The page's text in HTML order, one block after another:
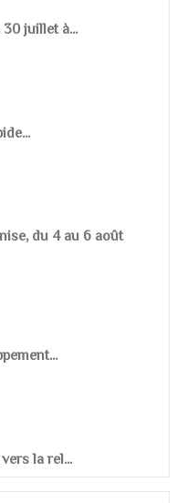
juillet à...
du 4 au 6 août
la rel...